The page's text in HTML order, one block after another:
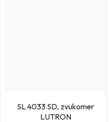
SL 4033 SD, zvukomer
LUTRON